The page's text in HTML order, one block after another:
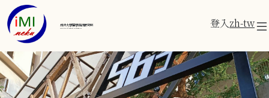
成功大學醫學資訊研究所
Institute of Medical Informatics 登入zh-tw